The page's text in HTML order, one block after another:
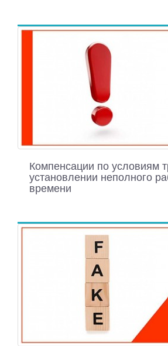
Компенсации по условиям
установлении неполного
времени